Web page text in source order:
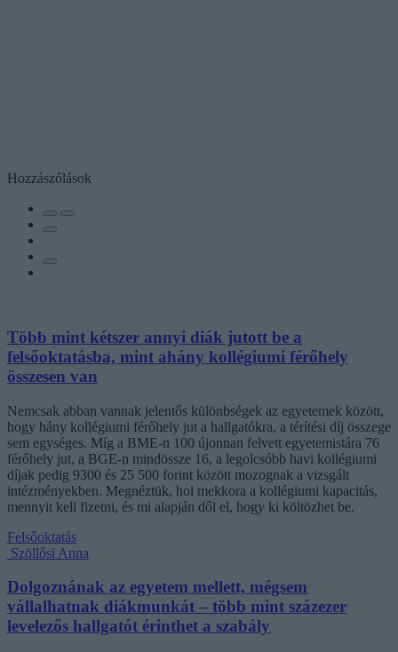
Hozzászólások
Több mint kétszer annyi diák jutott be a
felsőoktatásba, mint ahány kollégiumi férőhely
összesen van
Nemcsak abban vannak jelentős különbségek az egyetemek között,
hogy hány kollégiumi férőhely jut a hallgatókra, a térítési díj összege
sem egységes. Míg a BME-n 100 újonnan felvett egyetemistára 76
férőhely jut, a BGE-n mindössze 16, a legolcsóbb havi kollégiumi
díjak pedig 9300 és 25 500 forint között mozognak a vizsgált
intézményekben. Megnéztük, hol mekkora a kollégiumi kapacitás,
mennyit kell fizetni, és mi alapján dől el, hogy ki költözhet be.
Felsőoktatás
Szöllősi Anna
Dolgoznának az egyetem mellett, mégsem
vállalhatnak diákmunkát – több mint százezer
levelezős hallgatót érinthet a szabály